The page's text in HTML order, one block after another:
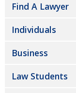
Find A Lawyer
Individuals
Business
Law Students